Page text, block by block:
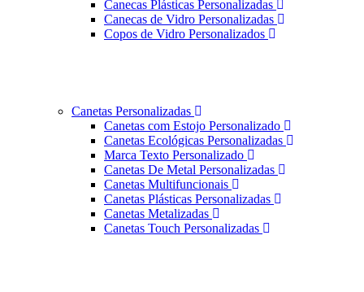
Canecas Plásticas Personalizadas
Canecas de Vidro Personalizadas
Copos de Vidro Personalizados
Canetas Personalizadas
Canetas com Estojo Personalizado
Canetas Ecológicas Personalizadas
Marca Texto Personalizado
Canetas De Metal Personalizadas
Canetas Multifuncionais
Canetas Plásticas Personalizadas
Canetas Metalizadas
Canetas Touch Personalizadas